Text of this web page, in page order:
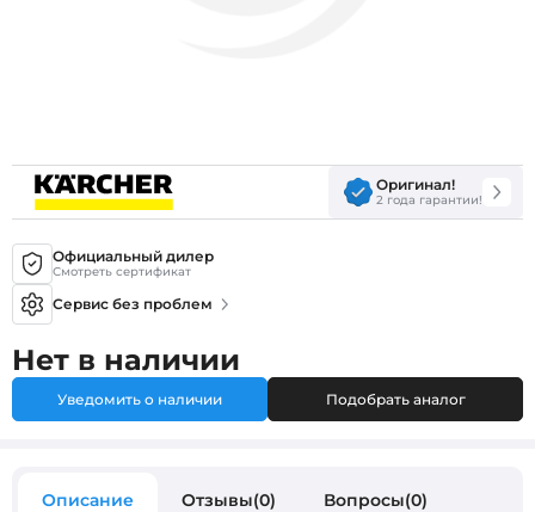
Оригинал!
2 года гарантии!
Официальный дилер
Смотреть сертификат
Сервис без проблем
Нет в наличии
Уведомить о наличии Подобрать аналог
Описание Отзывы(0) Вопросы(0)